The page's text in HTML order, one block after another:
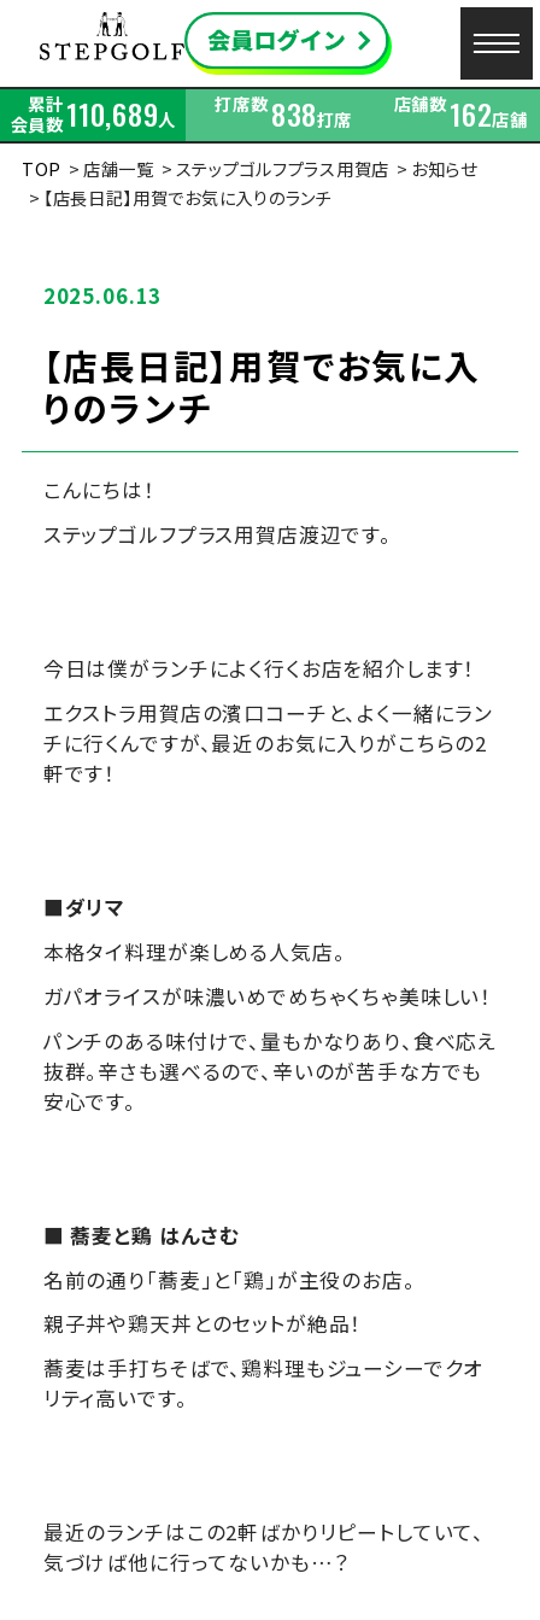
累計
会員数110,689人
打席数838打席
店舗数162店舗
TOP
店舗一覧 ステップゴルフプラス用賀店
お知らせ
【店長日記】用賀でお気に入りのランチ
2025.06.13
【店長日記】用賀でお気に入
りのランチ
こんにちは！
ステップゴルフプラス用賀店渡辺です。
今日は僕がランチによく行くお店を紹介します！
エクストラ用賀店の濱口コーチと、よく一緒にラン
チに行くんですが、最近のお気に入りがこちらの2
軒です！
■ダリマ
本格タイ料理が楽しめる人気店。
ガパオライスが味濃いめでめちゃくちゃ美味しい！
パンチのある味付けで、量もかなりあり、食べ応え
抜群。辛さも選べるので、辛いのが苦手な方でも
安心です。
■ 蕎麦と鶏 はんさむ
名前の通り「蕎麦」と「鶏」が主役のお店。
親子丼や鶏天丼とのセットが絶品！
蕎麦は手打ちそばで、鶏料理もジューシーでクオ
リティ高いです。
最近のランチはこの2軒ばかりリピートしていて、
気づけば他に行ってないかも…？